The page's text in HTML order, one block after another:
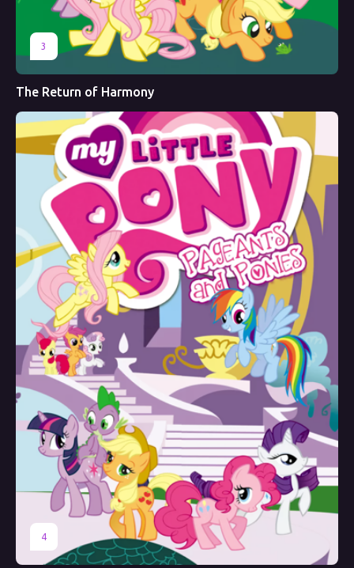
3
The Return of Harmony
4